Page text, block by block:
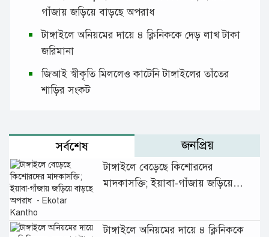
গাঁজায় জড়িয়ে বাড়ছে অপরাধ
টাঙ্গাইলে অনিয়মের দায়ে ৪ ক্লিনিককে দেড় লাখ টাকা
জরিমানা
জিআই স্বীকৃতি মিললেও কাটেনি টাঙ্গাইলের তাঁতের
শাড়ির সংকট
সর্বশেষ জনপ্রিয়
টাঙ্গাইলে বেড়েছে কিশোরদের
মাদকাসক্তি; ইয়াবা-গাঁজায় জড়িয়ে
টাঙ্গাইলে অনিয়মের দায়ে ৪ ক্লিনিককে